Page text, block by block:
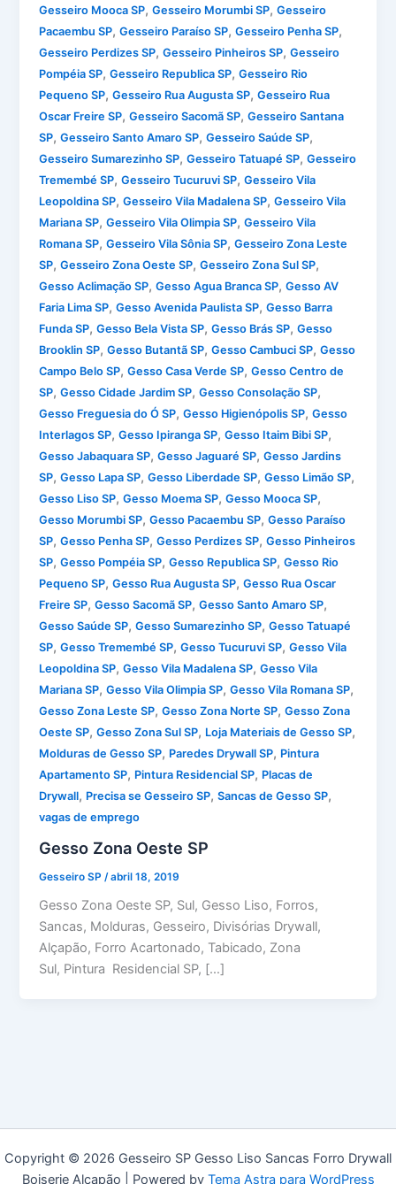
Gesseiro Mooca SP,Gesseiro Morumbi SP,Gesseiro
Pacaembu SP,Gesseiro Paraíso SP,Gesseiro Penha SP,
Gesseiro Perdizes SP,Gesseiro Pinheiros SP,Gesseiro
Pompéia SP,Gesseiro Republica SP,Gesseiro Rio
Pequeno SP,Gesseiro Rua Augusta SP,Gesseiro Rua
Oscar Freire SP,Gesseiro Sacomã SP,Gesseiro Santana
SP,Gesseiro Santo Amaro SP,Gesseiro Saúde SP,
Gesseiro Sumarezinho SP,Gesseiro Tatuapé SP,Gesseiro
Tremembé SP,Gesseiro Tucuruvi SP,Gesseiro Vila
Leopoldina SP,Gesseiro Vila Madalena SP,Gesseiro Vila
Mariana SP,Gesseiro Vila Olimpia SP,Gesseiro Vila
Romana SP,Gesseiro Vila Sônia SP,Gesseiro Zona Leste
SP,Gesseiro Zona Oeste SP,Gesseiro Zona Sul SP,
Gesso Aclimação SP,Gesso Agua Branca SP,Gesso AV
Faria Lima SP,Gesso Avenida Paulista SP,Gesso Barra
Funda SP,Gesso Bela Vista SP,Gesso Brás SP,Gesso
Brooklin SP,Gesso Butantã SP,Gesso Cambuci SP,Gesso
Campo Belo SP,Gesso Casa Verde SP,Gesso Centro de
SP,Gesso Cidade Jardim SP,Gesso Consolação SP,
Gesso Freguesia do Ó SP,Gesso Higienópolis SP,Gesso
Interlagos SP,Gesso Ipiranga SP,Gesso Itaim Bibi SP,
Gesso Jabaquara SP,Gesso Jaguaré SP,Gesso Jardins
SP,Gesso Lapa SP,Gesso Liberdade SP,Gesso Limão SP,
Gesso Liso SP,Gesso Moema SP,Gesso Mooca SP,
Gesso Morumbi SP,Gesso Pacaembu SP,Gesso Paraíso
SP,Gesso Penha SP,Gesso Perdizes SP,Gesso Pinheiros
SP,Gesso Pompéia SP,Gesso Republica SP,Gesso Rio
Pequeno SP,Gesso Rua Augusta SP,Gesso Rua Oscar
Freire SP,Gesso Sacomã SP,Gesso Santo Amaro SP,
Gesso Saúde SP,Gesso Sumarezinho SP,Gesso Tatuapé
SP,Gesso Tremembé SP,Gesso Tucuruvi SP,Gesso Vila
Leopoldina SP,Gesso Vila Madalena SP,Gesso Vila
Mariana SP,Gesso Vila Olimpia SP,Gesso Vila Romana SP,
Gesso Zona Leste SP,Gesso Zona Norte SP,Gesso Zona
Oeste SP,Gesso Zona Sul SP, Loja Materiais de Gesso SP,
Molduras de Gesso SP, Paredes Drywall SP, Pintura
Apartamento SP, Pintura Residencial SP, Placas de
Drywall, Precisa se Gesseiro SP,Sancas de Gesso SP,
vagas de emprego
Gesso Zona Oeste SP
Gesseiro SP /abril 18, 2019
Gesso Zona Oeste SP, Sul, Gesso Liso, Forros,
Sancas, Molduras, Gesseiro, Divisórias Drywall,
Alçapão, Forro Acartonado, Tabicado, Zona
Sul, Pintura Residencial SP, […]
Copyright © 2026 Gesseiro SP Gesso Liso Sancas Forro Drywall
Boiserie Alçapão | Powered by Tema Astra para WordPress